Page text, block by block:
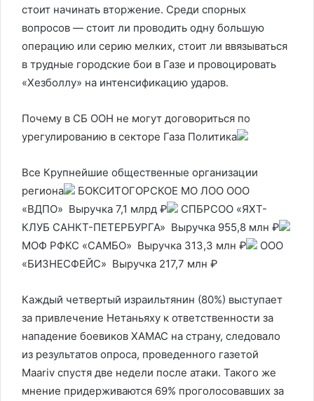
стоит начинать вторжение. Среди спорных
вопросов — стоит ли проводить одну большую
операцию или серию мелких, стоит ли ввязываться
в трудные городские бои в Газе и провоцировать
«Хезболлу» на интенсификацию ударов.
Почему в СБ ООН не могут договориться по
урегулированию в секторе Газа Политика
Все Крупнейшие общественные организации
региона
БОКСИТОГОРСКОЕ МО ЛОО ООО
«ВДПО» Выручка 7,1 млрд ₽
СПБРСОО «ЯХТ-
КЛУБ САНКТ-ПЕТЕРБУРГА» Выручка 955,8 млн ₽
МОФ РФКС «САМБО» Выручка 313,3 млн ₽
ООО
«БИЗНЕСФЕЙС» Выручка 217,7 млн ₽
Каждый четвертый израильтянин (80%) выступает
за привлечение Нетаньяху к ответственности за
нападение боевиков ХАМАС на страну, следовало
из результатов опроса, проведенного газетой
Maariv спустя две недели после атаки. Такого же
мнение придерживаются 69% проголосовавших за